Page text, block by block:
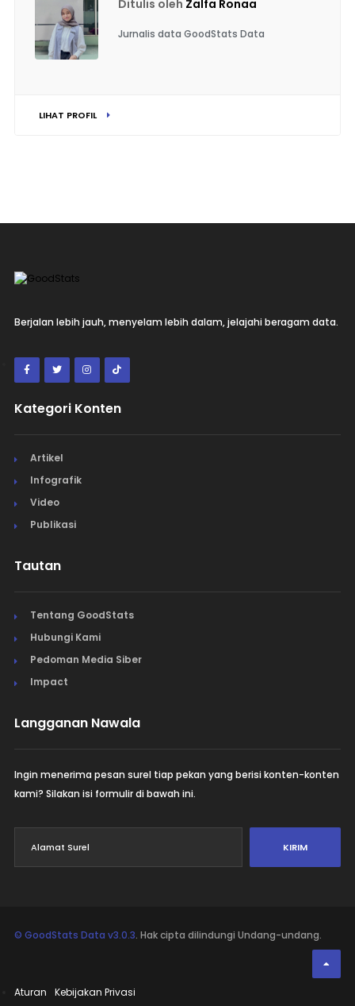
Ditulis oleh Zalfa Ronaa
Jurnalis data GoodStats Data
LIHAT PROFIL
Berjalan lebih jauh, menyelam lebih dalam, jelajahi beragam data.
Kategori Konten
Artikel
Infografik
Video
Publikasi
Tautan
Tentang GoodStats
Hubungi Kami
Pedoman Media Siber
Impact
Langganan Nawala
Ingin menerima pesan surel tiap pekan yang berisi konten-konten
kami? Silakan isi formulir di bawah ini.
KIRIM
© GoodStats Data v3.0.3. Hak cipta dilindungi Undang-undang.
Aturan Kebijakan Privasi